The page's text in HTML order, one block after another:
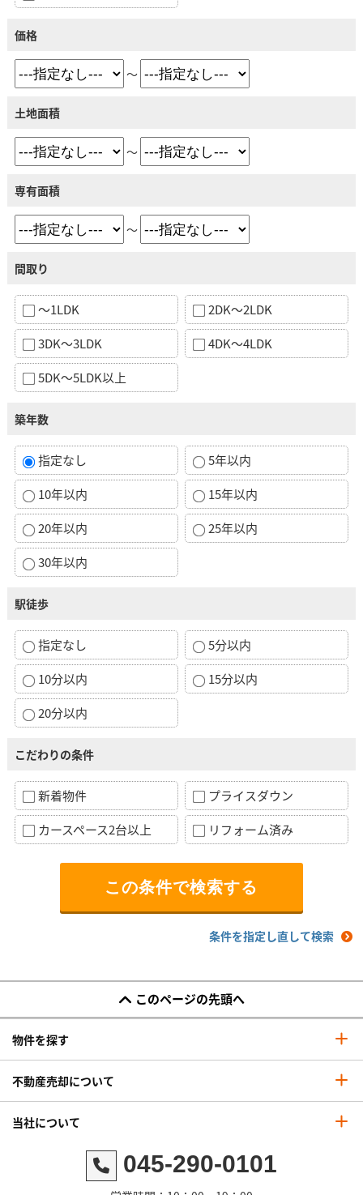
価格
～
土地面積
～
専有面積
～
間取り
～1LDK
2DK～2LDK
3DK～3LDK
4DK～4LDK
5DK～5LDK以上
築年数
指定なし
5年以内
10年以内
15年以内
20年以内
25年以内
30年以内
駅徒歩
指定なし
5分以内
10分以内
15分以内
20分以内
こだわりの条件
新着物件
プライスダウン
カースペース2台以上
リフォーム済み
条件を指定し直して検索
このページの先頭へ
物件を探す
不動産売却について
当社について
045-290-0101